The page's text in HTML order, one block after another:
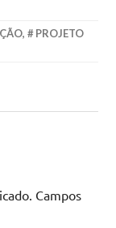
,
PROJETO
Campos